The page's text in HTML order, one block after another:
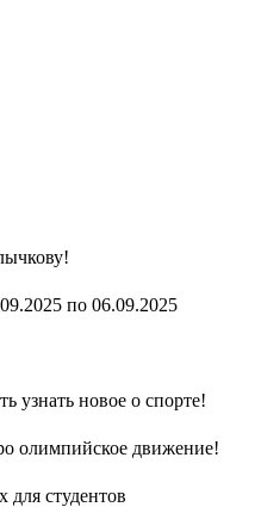
по 06.09.2025
узнать новое о спорте!
олимпийское движение!
для студентов